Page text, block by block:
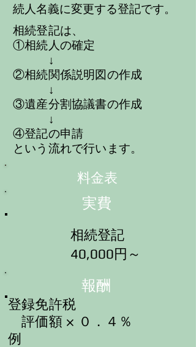
続人名義に変更する登記です。
相続登記は、
①相続人の確定
↓
②相続関係説明図の作成
↓
③遺産分割協議書の作成
​ ↓
④登記の申請
という流れで行います。
​料金表
​相続登記
​40,000円～
​実費
​報酬
登録免許税
評価額 × ０．４％
例